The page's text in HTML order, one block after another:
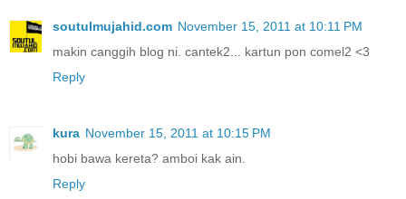
soutulmujahid.com November 15, 2011 at 10:11 PM
makin canggih blog ni. cantek2... kartun pon comel2 <3
Reply
kura November 15, 2011 at 10:15 PM
hobi bawa kereta? amboi kak ain.
Reply